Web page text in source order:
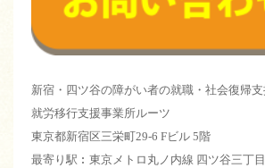
新宿・四ツ谷の障がい者の就職・社会復帰
就労移行支援事業所ルーツ
東京都新宿区三栄町29-6 Fビル 5階
最寄り駅︰東京メトロ丸ノ内線 四ツ谷三丁